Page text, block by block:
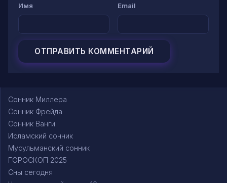
Имя Email
Сонник Миллера
Сонник Фрейда
Сонник Ванги
Исламский сонник
Мусульманский сонник
ГОРОСКОП 2025
Сны сегодня